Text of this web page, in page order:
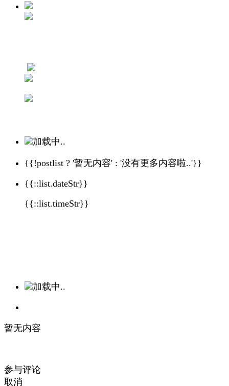
加载中..
{{!postlist ? '暂无内容' : '没有更多内容啦..'}}
{{::list.dateStr}}
{{::list.timeStr}}
加载中..
暂无内容
参与评论
取消